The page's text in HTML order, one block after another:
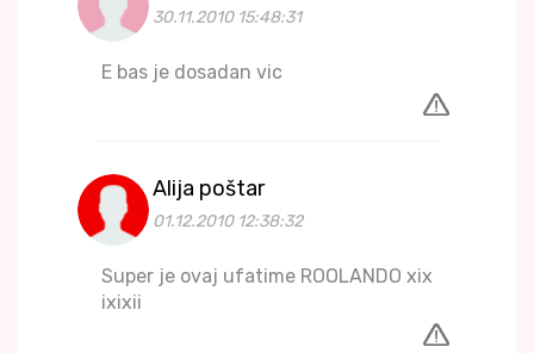
30.11.2010 15:48:31
E bas je dosadan vic
Alija poštar
01.12.2010 12:38:32
Super je ovaj ufatime ROOLANDO xix
ixixii